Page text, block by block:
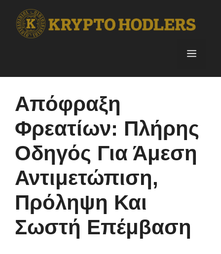
content
Menu
Απόφραξη
Φρεατίων: Πλήρης
Οδηγός Για Άμεση
Αντιμετώπιση,
Πρόληψη Και
Σωστή Επέμβαση